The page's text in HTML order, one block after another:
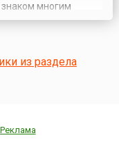
многим
бизнесу никакого
из раздела
Реклама